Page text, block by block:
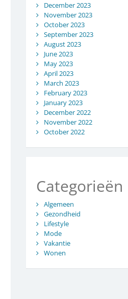
December 2023
November 2023
October 2023
September 2023
August 2023
June 2023
May 2023
April 2023
March 2023
February 2023
January 2023
December 2022
November 2022
October 2022
Categorieën
Algemeen
Gezondheid
Lifestyle
Mode
Vakantie
Wonen